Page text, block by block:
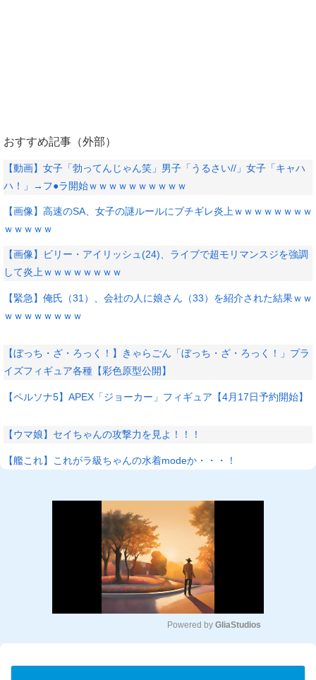
おすすめ記事（外部）
【動画】女子「勃ってんじゃん笑」男子「うるさい//」女子「キャハ
ハ！」→フ●ラ開始ｗｗｗｗｗｗｗｗｗｗ
【画像】高速のSA、女子の謎ルールにブチギレ炎上ｗｗｗｗｗｗｗｗ
ｗｗｗｗｗ
【画像】ビリー・アイリッシュ(24)、ライブで超モリマンスジを強調
して炎上ｗｗｗｗｗｗｗｗ
【緊急】俺氏（31）、会社の人に娘さん（33）を紹介された結果ｗｗ
ｗｗｗｗｗｗｗｗ
【ぼっち・ざ・ろっく！】きゃらごん「ぼっち・ざ・ろっく！」プラ
イズフィギュア各種【彩色原型公開】
【ペルソナ5】APEX「ジョーカー」フィギュア【4月17日予約開始】
【ウマ娘】セイちゃんの攻撃力を見よ！！！
【艦これ】これがラ級ちゃんの水着modeか・・・！
u
Powered by GliaStudios